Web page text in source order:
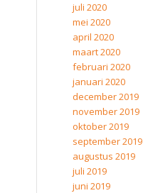
juli 2020
mei 2020
april 2020
maart 2020
februari 2020
januari 2020
december 2019
november 2019
oktober 2019
september 2019
augustus 2019
juli 2019
juni 2019